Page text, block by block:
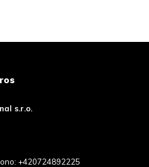
s.r.o.
+420724892225